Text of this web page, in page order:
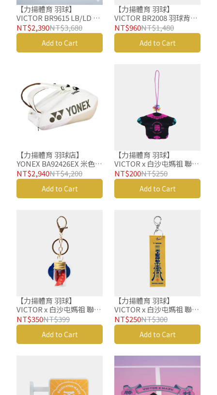
【力揚體育 羽球】
VICTOR BR9615 LB/LD 勝
利 羽球拍拍袋 羽球袋 羽球
包 矩形包
NT$2,390NT$3,680
Add to Cart
【力揚體育 羽球】
VICTOR BR2008 羽球背包
羽球後背包 羽球拍拍袋 羽
球袋 羽球包 羽球背袋
NT$960NT$1,480
Add to Cart
【力揚體育 羽球店】
YONEX BA92426EX 米色羽
球背包 羽球後背包 羽球拍
拍袋 羽球袋 羽球包 羽球背
NT$2,940NT$4,200
Add to Cart
【力揚體育 羽球】
VICTOR x 白沙屯媽祖 聯名
系列 吊飾 小神衣 C-
P00BMZ2604 C
NT$200NT$250
Add to Cart
【力揚體育 羽球】
VICTOR x 白沙屯媽祖 聯名
系列 吊飾 迷你擲筊組 C-
P00BMZ2603 D
NT$350NT$399
Add to Cart
【力揚體育 羽球】
VICTOR x 白沙屯媽祖 聯名
系列 吊飾 平安符令 C-
P00BMZ2602 E
NT$250NT$300
Add to Cart